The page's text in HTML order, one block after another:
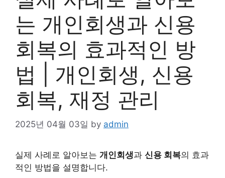
는 개인회생과 신용
회복의 효과적인 방
법 | 개인회생, 신용
회복, 재정 관리
2025년 04월 03일 by admin
실제 사례로 알아보는 개인회생과 신용 회복의 효과
적인 방법을 설명합니다.